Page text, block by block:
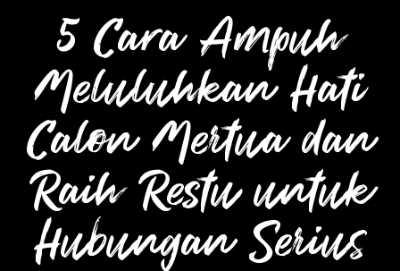
5 Cara Ampuh
Meluluhkan Hati
Calon Mertua dan
Raih Restu untuk
Hubungan Serius